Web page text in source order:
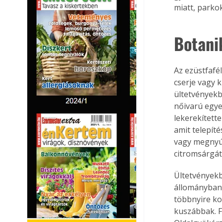
miatt,
Az
cserje vagy
nőivarú
amit
vagy
többnyire
kuszábbak.